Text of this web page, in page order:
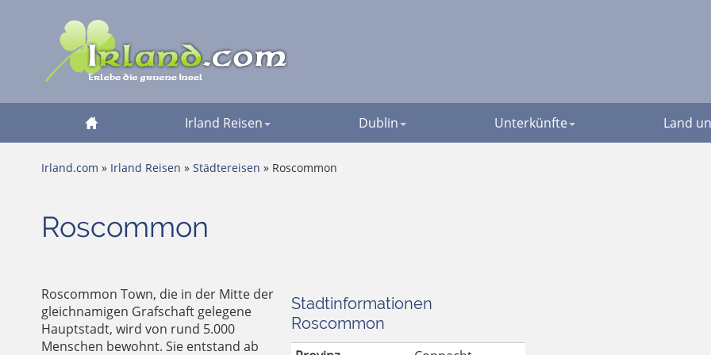
Irland Reisen Dublin Unterkünfte Land
Irland.com » Irland Reisen » Städtereisen » Roscommon
Roscommon
Roscommon Town, die in der Mitte der
gleichnamigen Grafschaft gelegene
Hauptstadt, wird von rund 5.000
Menschen bewohnt. Sie entstand ab
Stadtinformationen
Roscommon